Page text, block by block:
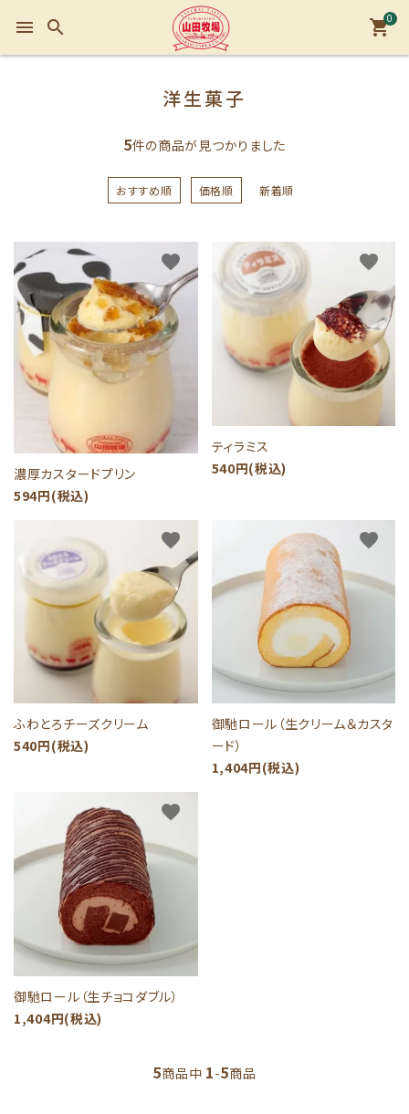
menu search 0
shopping_cart
洋生菓子
5件の商品が見つかりました
おすすめ順 価格順 新着順
濃厚カスタードプリン
594円(税込)
favorite
ティラミス
540円(税込)
favorite
ふわとろチーズクリーム
540円(税込)
favorite
御馳ロール（生クリーム＆カスタ
ード）
1,404円(税込)
favorite
御馳ロール（生チョコダブル）
1,404円(税込)
favorite
5商品中 1-5商品
キーワード
カテゴリー